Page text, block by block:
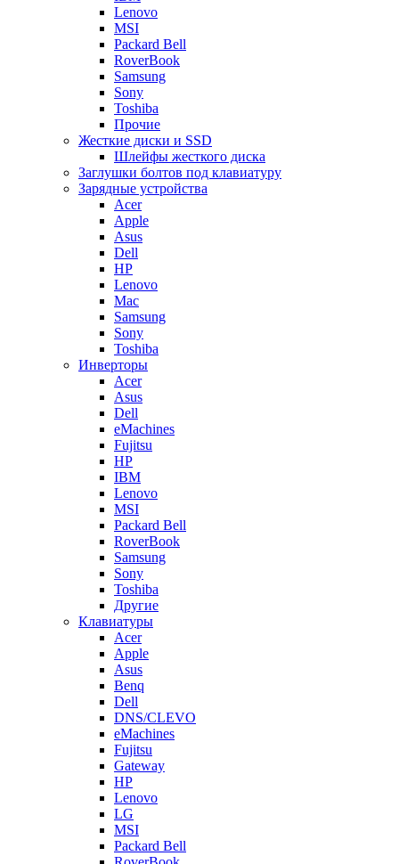
Lenovo
MSI
Packard Bell
RoverBook
Samsung
Sony
Toshiba
Прочие
Жесткие диски и SSD
Шлейфы жесткого диска
Заглушки болтов под клавиатуру
Зарядные устройства
Acer
Apple
Asus
Dell
HP
Lenovo
Mac
Samsung
Sony
Toshiba
Инверторы
Acer
Asus
Dell
eMachines
Fujitsu
HP
IBM
Lenovo
MSI
Packard Bell
RoverBook
Samsung
Sony
Toshiba
Другие
Клавиатуры
Acer
Apple
Asus
Benq
Dell
DNS/CLEVO
eMachines
Fujitsu
Gateway
HP
Lenovo
LG
MSI
Packard Bell